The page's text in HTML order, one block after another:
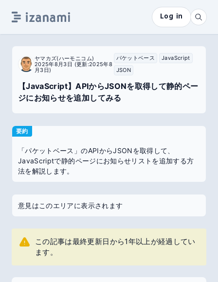
Log in
ヤマカズ(ハーモニコム)
2025年8月3日 (更新:2025年8
月3日)
パケットベース
JavaScript
JSON
【JavaScript】APIからJSONを取得して静的ペー
ジにお知らせを追加してみる
要約
「パケットベース」のAPIからJSONを取得して、
JavaScriptで静的ページにお知らせリストを追加する方
法を解説します。
意見はこのエリアに表示されます
この記事は最終更新日から1年以上が経過してい
ます。